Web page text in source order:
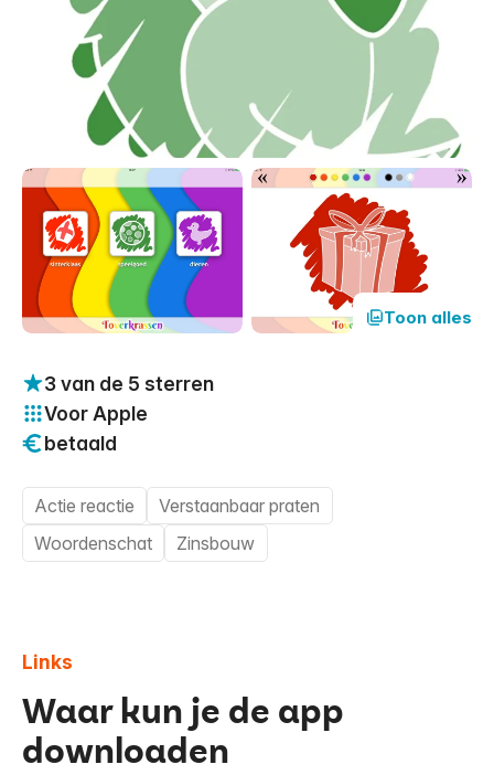
3 van de 5 sterren
Voor Apple
betaald
Toon alles
Actie reactie
Verstaanbaar praten
Woordenschat
Zinsbouw
Links
Waar kun je de app
downloaden